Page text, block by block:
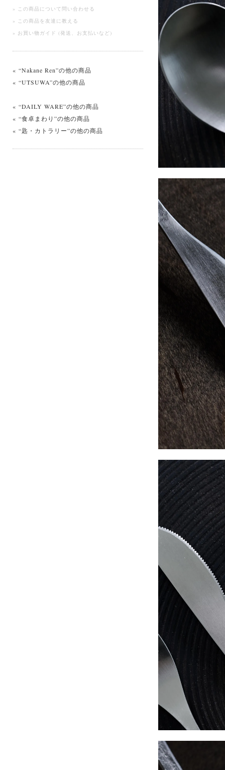
» この商品について問い合わせる
» この商品を友達に教える
» お買い物ガイド (発送、お支払いなど)
« “Nakane Ren”の他の商品
« “UTSUWA”の他の商品
« “DAILY WARE”の他の商品
« “食卓まわり”の他の商品
« “匙・カトラリー”の他の商品